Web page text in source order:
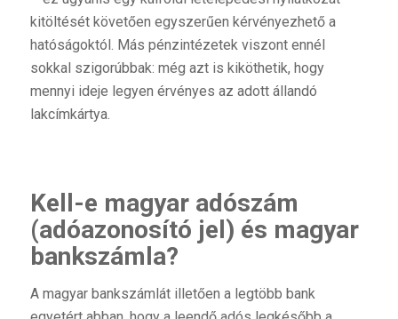
kitöltését követően egyszerűen kérvényezhető a
hatóságoktól. Más pénzintézetek viszont ennél
sokkal szigorúbbak: még azt is kiköthetik, hogy
mennyi ideje legyen érvényes az adott állandó
lakcímkártya.
Kell-e magyar adószám
(adóazonosító jel) és magyar
bankszámla?
A magyar bankszámlát illetően a legtöbb bank